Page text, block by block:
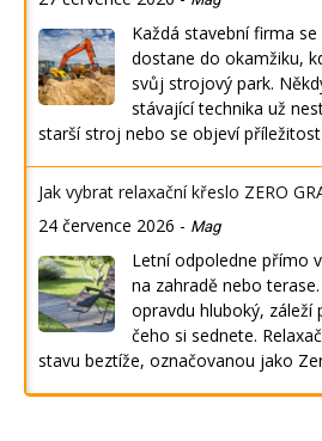
Každá stavební firma
dostane do okamžiku,
svůj strojový park.
stávající technika už
starší stroj nebo se objeví
Jak vybrat relaxační křeslo ZERO
24 července 2026 - Mag
Letní odpoledne přímo
na zahradě nebo
opravdu hluboký,
čeho si sednete.
stavu beztíže, označovanou jako